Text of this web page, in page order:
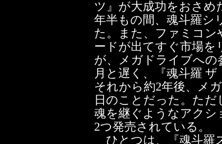
ツ』が大成功をおさめ
年半もの間、魂斗羅シ
た。また、ファミコ
ードが出てすぐ市場
が、メガドライブへの
月と遅く、『魂斗羅
それから約2年後、メ
日のことだった。た
魂を継ぐようなアク
2つ発売されている。
ひとつは、『魂斗羅